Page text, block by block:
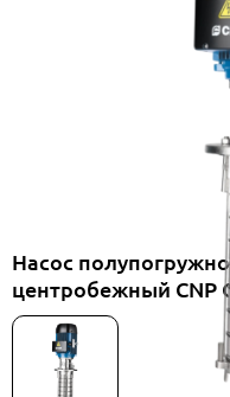
Насос
центробежный CNP